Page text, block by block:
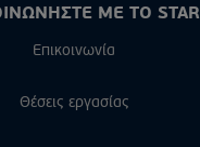
ΜΕ ΤΟ STAR
Επικοινωνία
Θέσεις εργασίας